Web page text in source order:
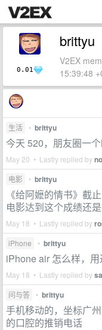
0.01
brittyu
V2EX
15:39:48
生活 • brittyu
今天 520，朋友圈一
May 20 • Lastly replied by
电影 • brittyu
《给阿嬷的情书》截
电影达到这个成绩还
May 18 • Lastly replied by
iPhone • brittyu
iPhone air 怎么样，
May 18 • Lastly replied by
问与答 • brittyu
手机移动的，坐标广
的口腔的推销电话